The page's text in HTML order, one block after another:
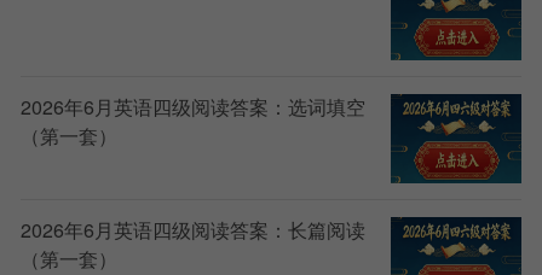
2026年6月英语四级阅读答案：选词填空
（第一套）
2026年6月英语四级阅读答案：长篇阅读
（第一套）